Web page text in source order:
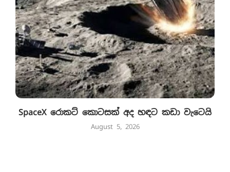
SpaceX රොකට් කොටසක් අද හඳට කඩා වැටෙයි
August 5, 2026